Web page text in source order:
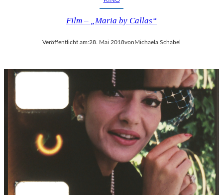
Film – „Maria by Callas“
Veröffentlicht am:28. Mai 2018von Michaela Schabel